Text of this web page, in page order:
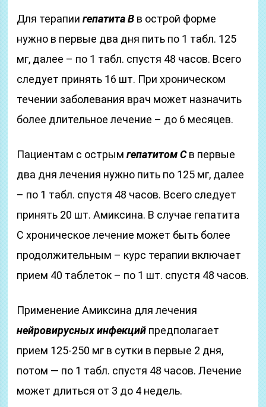
Для терапиигепатита В в острой форме
нужно в первые два дня пить по 1 табл. 125
мг, далее – по 1 табл. спустя 48 часов. Всего
следует принять 16 шт. При хроническом
течении заболевания врач может назначить
более длительное лечение – до 6 месяцев.
Пациентам с острымгепатитом С в первые
два дня лечения нужно пить по 125 мг, далее
– по 1 табл. спустя 48 часов. Всего следует
принять 20 шт. Амиксина. В случае гепатита
С хроническое лечение может быть более
продолжительным – курс терапии включает
прием 40 таблеток – по 1 шт. спустя 48 часов.
Применение Амиксина для лечения
нейровирусных инфекций предполагает
прием 125-250 мг в сутки в первые 2 дня,
потом — по 1 табл. спустя 48 часов. Лечение
может длиться от 3 до 4 недель.